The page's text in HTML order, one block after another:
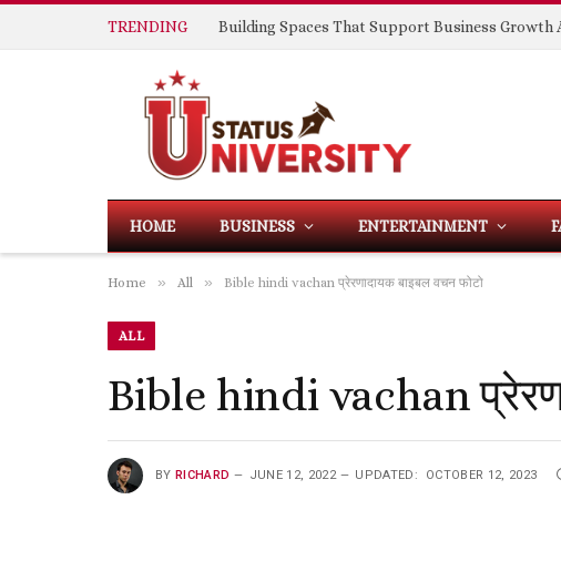
TRENDING
HOME BUSINESS ENTERTAINMENT
Home » All » Bible hindi vachan प्रेरणादायक बाइबल वचन फोटो
ALL
Bible hindi vachan
BY RICHARD JUNE 12, 2022 UPDATED: OCTOBER 12, 2023